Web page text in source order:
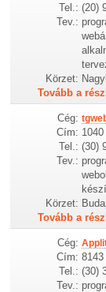
Tel.: (20)
Tev.:
Körzet:
Tovább a
Cég:
Cím:
Tel.: (30)
Tev.:
Körzet:
Tovább a
Cég:
Cím:
Tel.: (30)
Tev.: